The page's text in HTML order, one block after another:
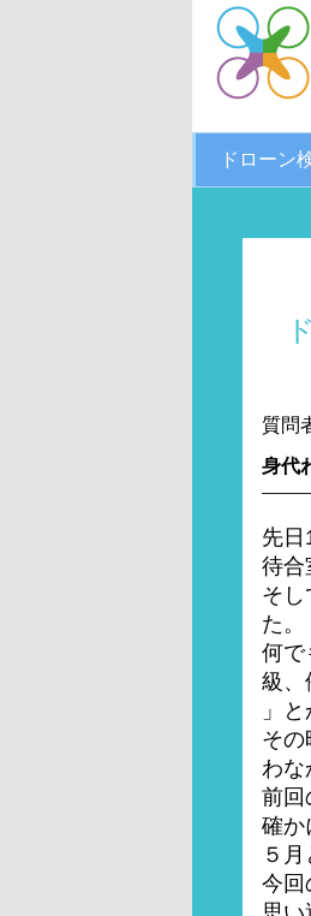
ドローン
質問
身代
先日
待合
そし
た。
何で
級、
」
その
わな
前回
確か
５
今回